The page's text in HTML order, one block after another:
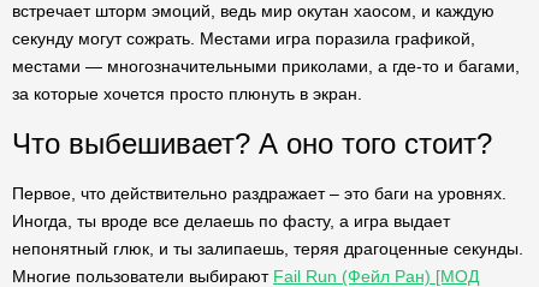
встречает шторм эмоций, ведь мир окутан хаосом, и каждую
секунду могут сожрать. Местами игра поразила графикой,
местами — многозначительными приколами, а где-то и багами,
за которые хочется просто плюнуть в экран.
Что выбешивает? А оно того стоит?
Первое, что действительно раздражает – это баги на уровнях.
Иногда, ты вроде все делаешь по фасту, а игра выдает
непонятный глюк, и ты залипаешь, теряя драгоценные секунды.
Многие пользователи выбирают Fail Run (Фейл Ран) [МОД